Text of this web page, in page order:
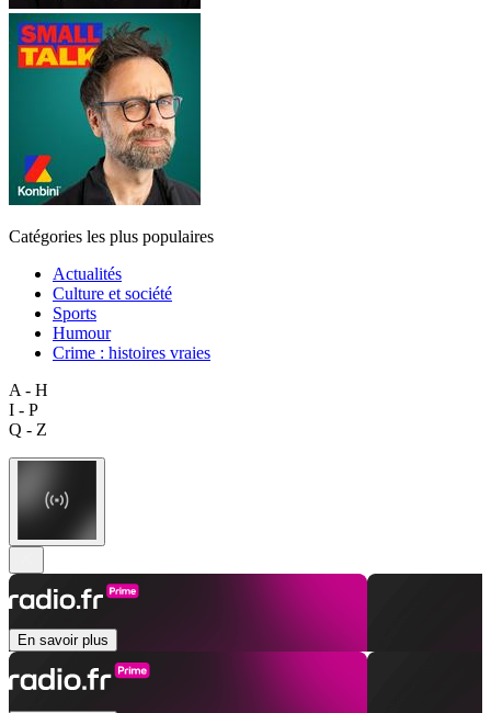
Catégories les plus populaires
Actualités
Culture et société
Sports
Humour
Crime : histoires vraies
A - H
I - P
Q - Z
En savoir plus